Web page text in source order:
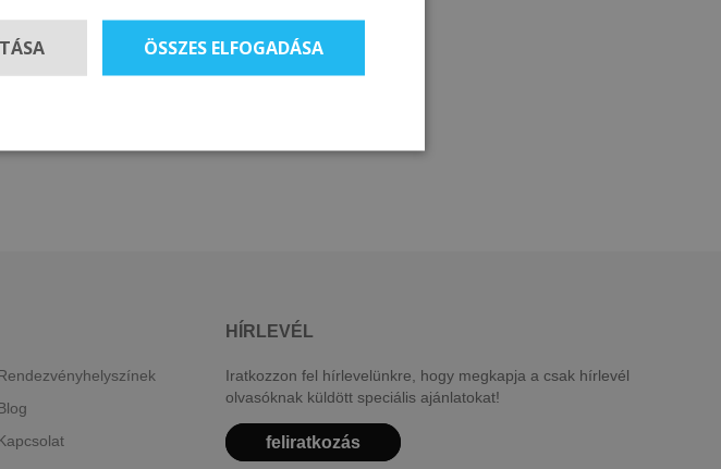
HÍRLEVÉL
Iratkozzon fel hírlevelünkre, hogy megkapja a csak hírlevél
olvasóknak küldött speciális ajánlatokat!
feliratkozás
ÖSSZES ELFOGADÁSA